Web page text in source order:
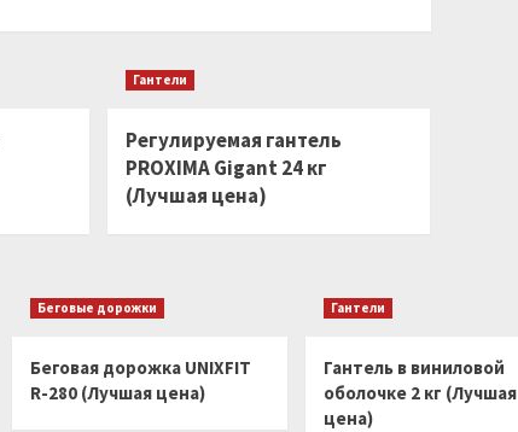
Гантели
Регулируемая гантель
PROXIMA Gigant 24 кг
(Лучшая цена)
Беговые дорожки
Беговая дорожка UNIXFIT
R-280 (Лучшая цена)
Гантели
Гантель в виниловой
оболочке 2 кг (Лучшая
цена)